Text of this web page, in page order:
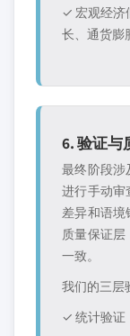
✓ 宏观经济
长、通货膨
6. 验证与
最终阶段涉
进行手动审
差异和语
质量保证
一致。
我们的三层
✓ 统计验证